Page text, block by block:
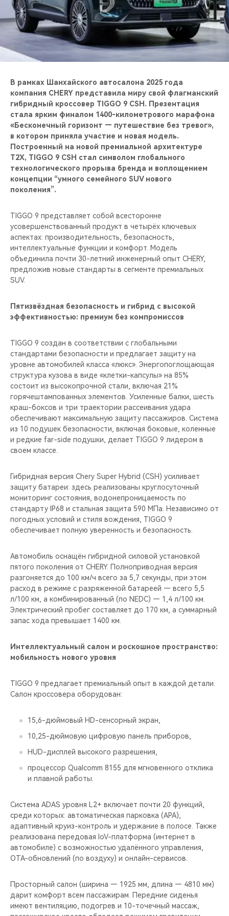
CHERY И СПОРТ
НАШИ МЕРОПРИЯТИЯ
ВИДЕООБЗОРЫ
CHERY ДЛЯ ДЕТЕЙ
В рамках Шанхайского автосалона 2025 года
компания CHERY представила миру свой флагманский
гибридный кроссовер TIGGO 9 CSH. Презентация
стала ярким финалом 1400-километрового марафона
«Бесконечный горизонт — путешествие без тревог»,
в котором приняла участие и новая модель.
Построенный на новой премиальной архитектуре
T2X, TIGGO 9 CSH стал символом глобального
технологического прорыва бренда и воплощением
концепции “умного семейного SUV нового
поколения”.
TIGGO 9 представляет собой всесторонне
усовершенствованный продукт в четырёх ключевых
аспектах: производительность, безопасность,
интеллектуальные функции и комфорт. Модель
объединила почти 30-летний инженерный опыт CHERY,
предложив новые стандарты в сегменте премиальных
SUV.
Пятизвёздная безопасность и гибрид с высокой
эффективностью: премиум без компромиссов
TIGGO 9 создан в соответствии с глобальными
стандартами безопасности и предлагает защиту на
уровне автомобилей класса «люкс». Энергопоглощающая
структура кузова в виде «клетки-капсулы» на 85%
состоит из высокопрочной стали, включая 21%
горячештампованных элементов. Усиленные балки, шесть
краш-боксов и три траектории рассеивания удара
обеспечивают максимальную защиту пассажиров. Система
из 10 подушек безопасности, включая боковые, коленные
и редкие far-side подушки, делает TIGGO 9 лидером в
своем классе.
Гибридная версия Chery Super Hybrid (CSH) усиливает
защиту батареи: здесь реализованы круглосуточный
мониторинг состояния, водонепроницаемость по
стандарту IP68 и стальная защита 590 МПа. Независимо от
погодных условий и стиля вождения, TIGGO 9
обеспечивает полную уверенность и безопасность.
Автомобиль оснащён гибридной силовой установкой
пятого поколения от CHERY. Полноприводная версия
разгоняется до 100 км/ч всего за 5,7 секунды, при этом
расход в режиме с разряженной батареей — всего 5,5
л/100 км, а комбинированный (по NEDC) — 1,4 л/100 км.
Электрический пробег составляет до 170 км, а суммарный
запас хода превышает 1400 км.
Интеллектуальный салон и роскошное пространство:
мобильность нового уровня
TIGGO 9 предлагает премиальный опыт в каждой детали.
Салон кроссовера оборудован:
15,6-дюймовый HD-сенсорный экран,
10,25-дюймовую цифровую панель приборов,
HUD-дисплей высокого разрешения,
процессор Qualcomm 8155 для мгновенного отклика
и плавной работы.
Система ADAS уровня L2+ включает почти 20 функций,
среди которых: автоматическая парковка (APA),
адаптивный круиз-контроль и удержание в полосе. Также
реализована передовая IoV-платформа (интернет в
автомобиле) с возможностью удалённого управления,
OTA-обновлений (по воздуху) и онлайн-сервисов.
Просторный салон (ширина — 1925 мм, длина — 4810 мм)
дарит комфорт всем пассажирам. Передние сиденья
имеют вентиляцию, подогрев и 10-точечный массаж,